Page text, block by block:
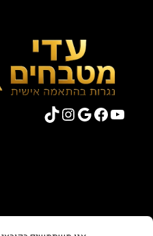
YouTube
Facebook
Google
Instagram
TikTok